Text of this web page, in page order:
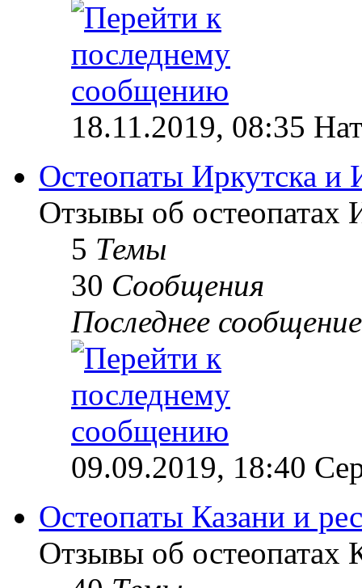
18.11.2019, 08:35
Остеопаты Иркутска и
Отзывы об остеопатах
5 Темы
30 Сообщения
Последнее сообщение
09.09.2019, 18:40
Остеопаты Казани и
Отзывы об остеопатах